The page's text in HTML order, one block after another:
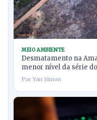
MEIO AMBIENTE
Desmatamento na
menor nível da série
Por Yan Simon